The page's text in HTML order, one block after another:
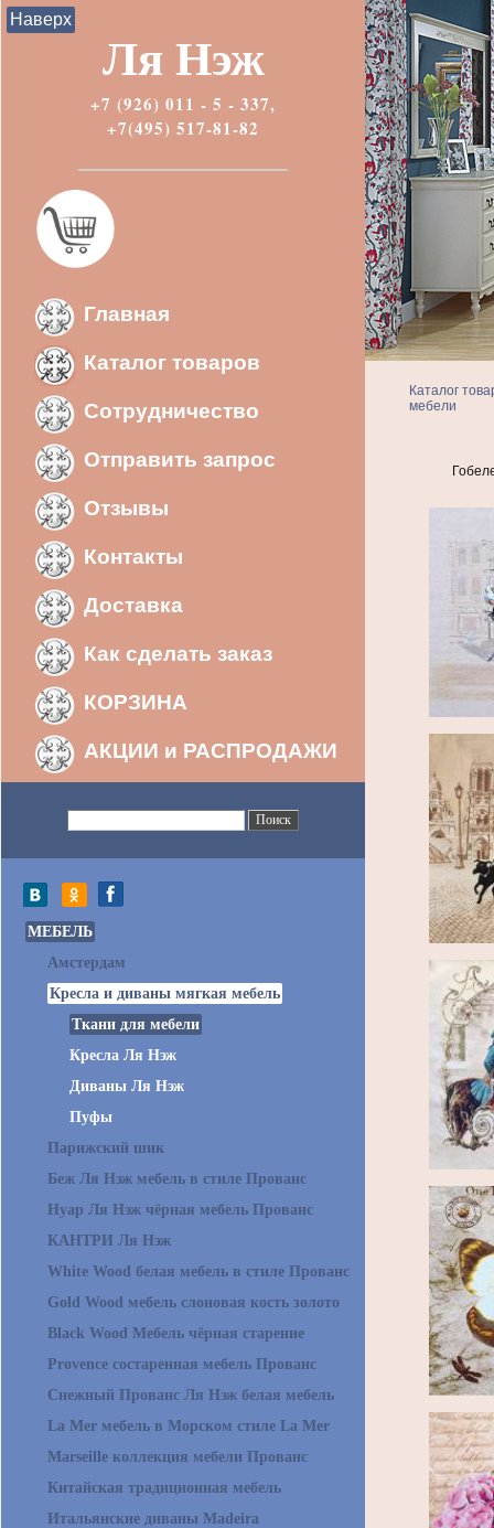
Ля Нэж
+7 (926) 011 - 5 - 337,
+7(495) 517-81-82
Главная
Каталог товаров
Сотрудничество
Отправить запрос
Отзывы
Контакты
Доставка
Как сделать заказ
КОРЗИНА
АКЦИИ и РАСПРОДАЖИ
МЕБЕЛЬ
Амстердам
Кресла и диваны мягкая мебель
Ткани для мебели
Кресла Ля Нэж
Диваны Ля Нэж
Пуфы
Парижский шик
Беж Ля Нэж мебель в стиле Прованс
Нуар Ля Нэж чёрная мебель Прованс
КАНТРИ Ля Нэж
White Wood белая мебель в стиле Прованс
Gold Wood мебель слоновая кость золото
Black Wood Мебель чёрная старение
Provence состаренная мебель Прованс
Снежный Прованс Ля Нэж белая мебель
La Mer мебель в Морском стиле La Mer
Marseille коллекция мебели Прованс
Китайская традиционная мебель
Итальянские диваны Madeira
Каталог
мебели
Наверх